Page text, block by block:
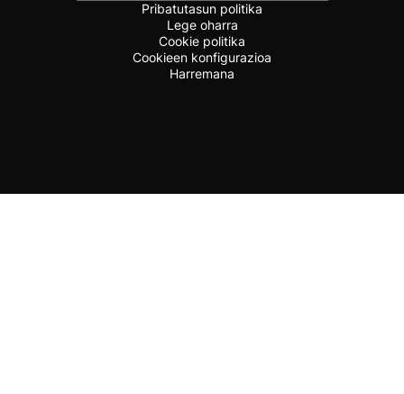
Pribatutasun politika
Lege oharra
Cookie politika
Cookieen konfigurazioa
Harremana